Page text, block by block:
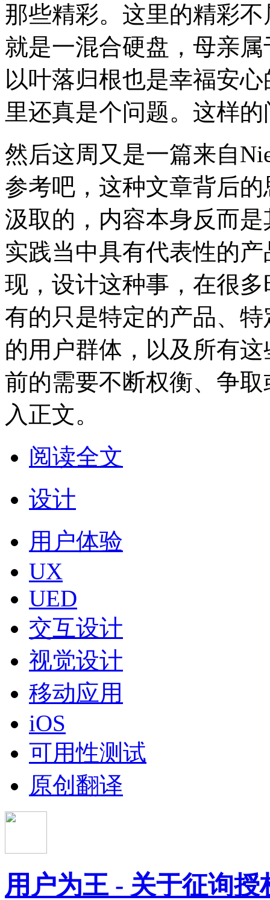
那些精彩。这里的精彩
就是一混合硬盘，母亲
以叶落归根也是幸福安
里还真是个问题。这样
然后这周又是一篇来自
参考吧，这种文章背后
汲取的，内容本身反而
实践当中具有代表性的
现，设计这种事，在很
有的只是特定的产品、
的用户群体，以及所有
前的需要不断权衡、争
入正文。
阅读全文
设计
用户体验
UX
UED
交互设计
视觉设计
移动应用
iOS
可用性测试
原创翻译
用户为王 - 关于征询